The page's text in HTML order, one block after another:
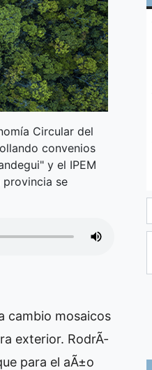
Circular del
convenios
y el IPEM
provincia se
cambio mosaicos
exterior. RodrÃ­
para el aÃ±o